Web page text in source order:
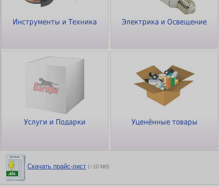
Инструменты и Техника Электрика и Освещение
Услуги и Подарки Уценённые товары
Скачать прайс-лист (~10 Мб)